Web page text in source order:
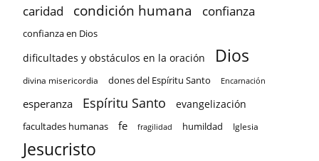
caridad condición humana confianza
confianza en Dios
dificultades y obstáculos en la oración Dios
divina misericordia dones del Espíritu Santo Encarnación
esperanza Espíritu Santo evangelización
facultades humanas fe fragilidad humildad Iglesia
Jesucristo